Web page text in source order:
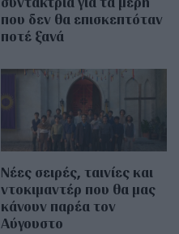
που δεν θα επισκεπτόταν
ποτέ ξανά
Νέες σειρές, ταινίες και
ντοκιμαντέρ που θα μας
κάνουν παρέα τον
Αύγουστο